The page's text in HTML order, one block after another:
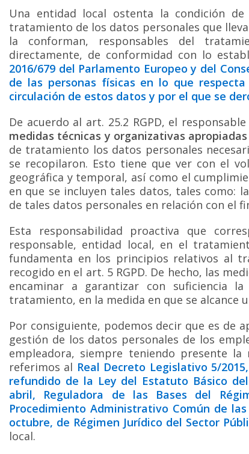
Una entidad local ostenta la condición
tratamiento de los datos personales que
la conforman, responsables del
directamente, de conformidad con lo
2016/679 del Parlamento Europeo y del
de las personas físicas en lo que
circulación de estos datos y por el que se
De acuerdo al art. 25.2 RGPD, el
medidas técnicas y organizativas apropiadas
de tratamiento los datos personales
se recopilaron. Esto tiene que ver con el
geográfica y temporal, así como el
en que se incluyen tales datos, tales como: la
de tales datos personales en relación con el
Esta responsabilidad proactiva que
responsable, entidad local, en el
fundamenta en los principios relativos al
recogido en el art. 5 RGPD. De hecho, las
encaminar a garantizar con suficiencia
tratamiento, en la medida en que se
Por consiguiente, podemos decir que es de
gestión de los datos personales de los
empleadora, siempre teniendo presente
referimos al Real Decreto Legislativo 5/
refundido de la Ley del Estatuto Básico
abril, Reguladora de las Bases del
Procedimiento Administrativo Común de
octubre, de Régimen Jurídico del Sector
local.